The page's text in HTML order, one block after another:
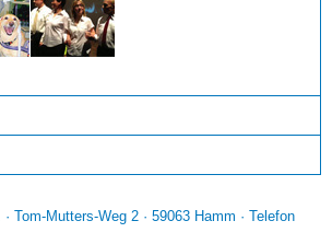
Tom-Mutters-Weg 2 · 59063 Hamm · Telefon